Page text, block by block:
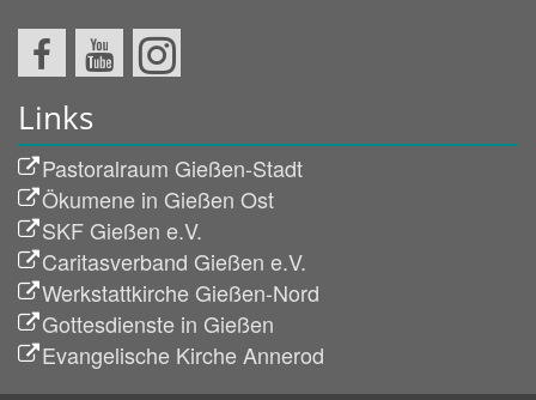
Links
Pastoralraum Gießen-Stadt
Ökumene in Gießen Ost
SKF Gießen e.V.
Caritasverband Gießen e.V.
Werkstattkirche Gießen-Nord
Gottesdienste in Gießen
Evangelische Kirche Annerod